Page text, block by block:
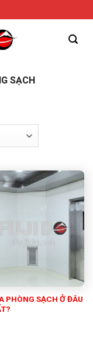
SẠCH
PHÒNG SẠCH Ở ĐÂU